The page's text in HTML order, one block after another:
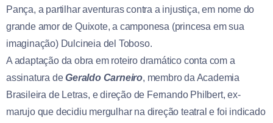
Pança, a partilhar aventuras contra a injustiça, em nome do
grande amor de Quixote, a camponesa (princesa em sua
imaginação) Dulcineia del Toboso.
A adaptação da obra em roteiro dramático conta com a
assinatura deGeraldo Carneiro, membro da Academia
Brasileira de Letras, e direção de Fernando Philbert, ex-
marujo que decidiu mergulhar na direção teatral e foi indicado